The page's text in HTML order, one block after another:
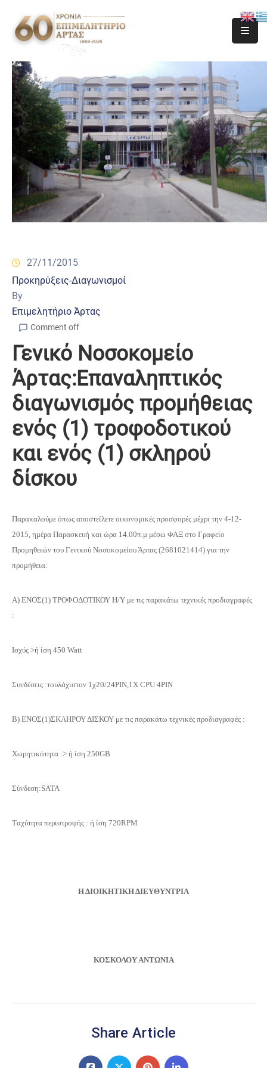
27/11/2015
Προκηρύξεις-Διαγωνισμοί
By
Επιμελητήριο Άρτας
Comment off
Γενικό Νοσοκομείο
Άρτας:Επαναληπτικός
διαγωνισμός προμήθειας
ενός (1) τροφοδοτικού
και ενός (1) σκληρού
δίσκου
Παρακαλούμε όπως αποστείλετε οικονομικές προσφορές μέχρι την 4-12-
2015, ημέρα Παρασκευή και ώρα 14.00π.μ μέσω ΦΑΞ στο Γραφείο
Προμηθειών του Γενικού Νοσοκομείου Άρτας (2681021414) για την
προμήθεια:
Α) ENΟΣ(1) TΡΟΦΟΔΟΤΙΚΟΥ Η/Υ με τις παρακάτω τεχνικές προδιαγραφές
:
Ισχύς >ή ίση 450 Watt
Συνδέσεις :τουλάχιστον 1χ20/24PIN,1X CPU 4PIN
Β) ΕΝΟΣ(1)ΣΚΛΗΡΟΥ ΔΙΣΚΟΥ με τις παρακάτω τεχνικές προδιαγραφές :
Χωρητικότητα :> ή ίση 250GB
Σύνδεση:SATA
Tαχύτητα περιστροφής : ή ίση 720RPM
Η ΔΙΟΙΚΗΤΙΚΗ ΔΙΕΥΘΥΝΤΡΙΑ
ΚΟΣΚΟΛΟΥ ΑΝΤΩΝΙΑ
Share Article